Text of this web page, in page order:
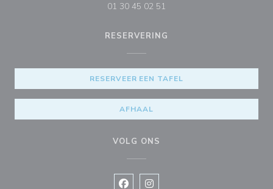
01 30 45 02 51
RESERVERING
RESERVEER EEN TAFEL
AFHAAL
VOLG ONS